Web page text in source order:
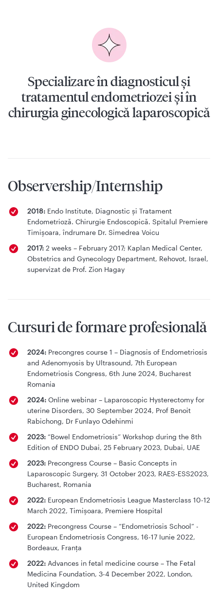
Specializare în diagnosticul și
tratamentul endometriozei și în
chirurgia ginecologică laparoscopică
Observership/Internship
2018: Endo Institute, Diagnostic și Tratament
Endometrioză. Chirurgie Endoscopică. Spitalul Premiere
Timișoara, îndrumare Dr. Simedrea Voicu
2017: 2 weeks – February 2017; Kaplan Medical Center,
Obstetrics and Gynecology Department, Rehovot, Israel,
supervizat de Prof. Zion Hagay
Cursuri de formare profesională
2024: Precongres course 1 – Diagnosis of Endometriosis
and Adenomyosis by Ultrasound, 7th European
Endometriosis Congress, 6th June 2024, Bucharest
Romania
2024: Online webinar – Laparoscopic Hysterectomy for
uterine Disorders, 30 September 2024, Prof Benoit
Rabichong, Dr Funlayo Odehinmi
2023: “Bowel Endometriosis” Workshop during the 8th
Edition of ENDO Dubai, 25 February 2023, Dubai, UAE
2023: Precongress Course – Basic Concepts in
Laparoscopic Surgery, 31 October 2023, RAES-ESS2023,
Bucharest, Romania
2022: European Endometriosis League Masterclass 10-12
March 2022, Timișoara, Premiere Hospital
2022: Precongress Course – “Endometriosis School” -
European Endometriosis Congress, 16-17 Iunie 2022,
Bordeaux, Franța
2022: Advances in fetal medicine course – The Fetal
Medicina Foundation, 3-4 December 2022, London,
United Kingdom